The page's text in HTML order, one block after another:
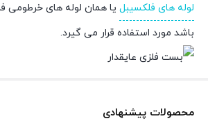
لوله های فلکسیبل یا همان لوله های خرطومی
باشد مورد استفاده قرار می گیرد.
محصولات پیشنهادی